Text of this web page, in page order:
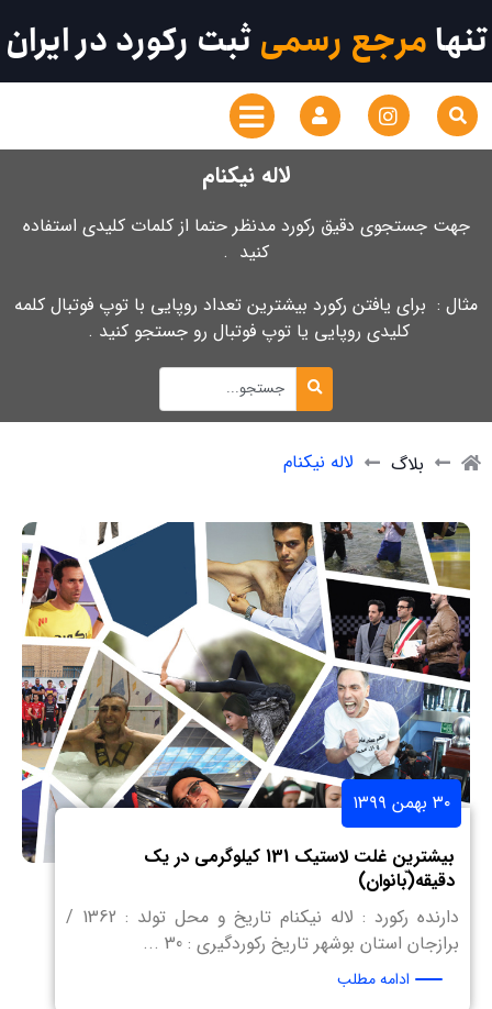
تنهامرجع رسمیثبت رکورد در ایران
لاله نیکنام
جهت جستجوی دقیق رکورد مدنظر حتما از کلمات کلیدی استفاده
کنید .
مثال : برای یافتن رکورد بیشترین تعداد روپایی با توپ فوتبال کلمه
کلیدی روپایی یا توپ فوتبال رو جستجو کنید .
بلاگ لاله نیکنام
۳۰ بهمن ۱۳۹۹
بیشترین غلت لاستیک 131 کیلوگرمی در یک
دقیقه(ّبانوان)
دارنده رکورد : لاله نیکنام تاریخ و محل تولد : 1362 /
برازجان استان بوشهر تاریخ رکوردگیری : 30 ...
ادامه مطلب